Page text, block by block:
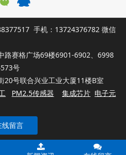
手机：13724376782 微信
路赛格广场69楼6901-6902、6998
号
20号联合兴业工业大厦11楼B室
PM2.5传感器 集成芯片 电子元
线留言